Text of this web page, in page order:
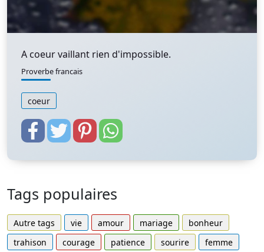
A coeur vaillant rien d'impossible.
Proverbe francais
coeur
Tags populaires
Autre tags vie amour mariage
bonheur
trahison
courage patience sourire
femme